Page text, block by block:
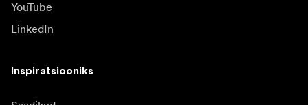
YouTube
LinkedIn
Inspiratsiooniks